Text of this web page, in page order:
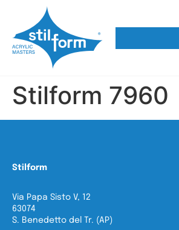
Stilform 7960
Stilform
Via Papa Sisto V, 12
63074
S. Benedetto del Tr. (AP)